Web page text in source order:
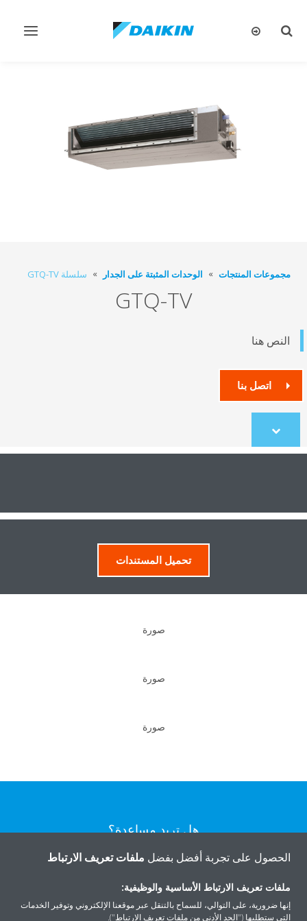
تبديل
تبديل
مجموعات المنتجات الوحدات المثبتة على الجدار سلسلة GTQ-TV
GTQ-TV
النص هنا
اتصل بنا
Scroll
to
تحميل المستندات
صورة
صورة
صورة
هل تريد مساعدة؟
الحصول على تجربة أفضل بفضل ملفات تعريف الارتباط
ملفات تعريف الارتباط الأساسية والوظيفية:
إنها ضرورية، على التوالي، للسماح بالتنقل عبر موقعنا الإلكتروني وتوفير الخدمات
التي ستطلبها ("الحد الأدنى من ملفات تعريف الارتباط").